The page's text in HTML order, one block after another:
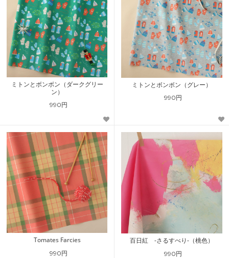
ミトンとボンボン（ダークグリー
ン）
990円
ミトンとボンボン（グレー）
990円
Tomates Farcies
990円
百日紅 -さるすべり-（桃色）
990円